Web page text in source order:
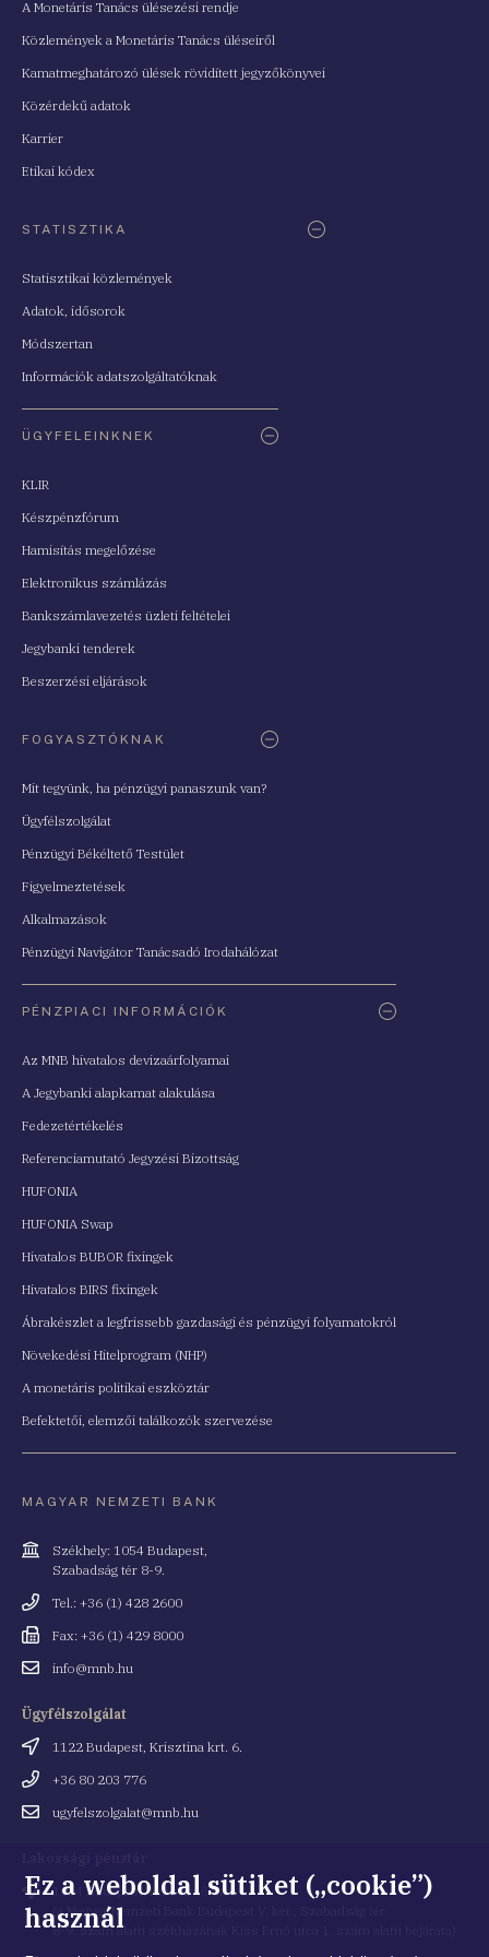
A Monetáris Tanács ülésezési rendje
Közlemények a Monetáris Tanács üléseiről
Kamatmeghatározó ülések rövidített jegyzőkönyvei
Közérdekű adatok
Karrier
Etikai kódex
STATISZTIKA
Statisztikai közlemények
Adatok, idősorok
Módszertan
Információk adatszolgáltatóknak
ÜGYFELEINKNEK
KLIR
Készpénzfórum
Hamisítás megelőzése
Elektronikus számlázás
Bankszámlavezetés üzleti feltételei
Jegybanki tenderek
Beszerzési eljárások
FOGYASZTÓKNAK
Mit tegyünk, ha pénzügyi panaszunk van?
Ügyfélszolgálat
Pénzügyi Békéltető Testület
Figyelmeztetések
Alkalmazások
Pénzügyi Navigátor Tanácsadó Irodahálózat
PÉNZPIACI INFORMÁCIÓK
Az MNB hivatalos devizaárfolyamai
A Jegybanki alapkamat alakulása
Fedezetértékelés
Referenciamutató Jegyzési Bizottság
HUFONIA
HUFONIA Swap
Hivatalos BUBOR fixingek
Hivatalos BIRS fixingek
Ábrakészlet a legfrissebb gazdasági és pénzügyi folyamatokról
Növekedési Hitelprogram (NHP)
A monetáris politikai eszköztár
Befektetői, elemzői találkozók szervezése
MAGYAR NEMZETI BANK
Cím
Székhely: 1054 Budapest,
Szabadság tér 8-9.
Telefonszám
Tel.: +36 (1) 428 2600
Fax
Fax: +36 (1) 429 8000
Emailinfo@mnb.hu
Ügyfélszolgálat
Cím
1122 Budapest, Krisztina krt. 6.
Telefonszám
+36 80 203 776
Emailugyfelszolgalat@mnb.hu
Cím 1054 Budapest, Kiss Ernő utca 1.
(a Magyar Nemzeti Bank Budapest V. ker., Szabadság tér
8-9. szám alatti székházának Kiss Ernő utca 1. szám alatti bejárata)
Ez a weboldal sütiket („cookie”)
használ